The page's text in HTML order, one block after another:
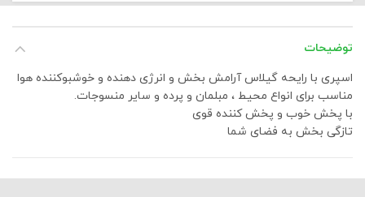
توضیحات
اسپری با رایحه گیلاسآرامش بخش و انرژی دهنده و خوشبوکننده هوا
مناسب برای انواع محیط ، مبلمان و پرده و سایر منسوجات.
با پخش خوب و پخش کننده قوی
تازگی بخش به فضای شما